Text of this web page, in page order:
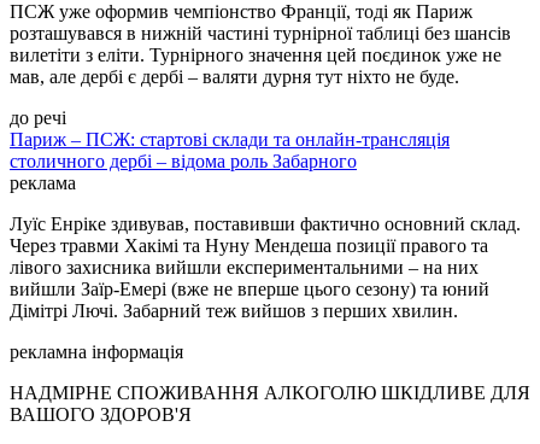
ПСЖ уже оформив чемпіонство Франції, тоді як Париж
розташувався в нижній частині турнірної таблиці без шансів
вилетіти з еліти. Турнірного значення цей поєдинок уже не
мав, але дербі є дербі – валяти дурня тут ніхто не буде.
до речі
Париж – ПСЖ: стартові склади та онлайн-трансляція
столичного дербі – відома роль Забарного
реклама
Луїс Енріке здивував, поставивши фактично основний склад.
Через травми Хакімі та Нуну Мендеша позиції правого та
лівого захисника вийшли експериментальними – на них
вийшли Заїр-Емері (вже не вперше цього сезону) та юний
Дімітрі Лючі. Забарний теж вийшов з перших хвилин.
рекламна інформація
НАДМІРНЕ СПОЖИВАННЯ АЛКОГОЛЮ ШКІДЛИВЕ ДЛЯ
ВАШОГО ЗДОРОВ'Я